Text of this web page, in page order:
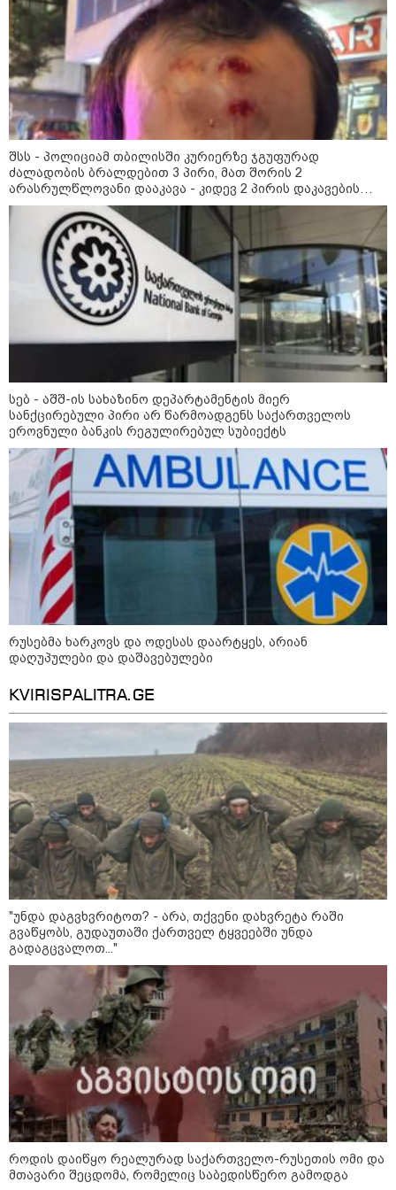
ის საწყობზე - დრონებით
თავდასხმის შემდეგ, ტულას
ოლქში მდებარე საწყობში
ხანძარია
09:12 / 05-08-2026
14 გარდაცვლილი, 22
დაშავებული, მასშტაბური
ხანძარი - რუსეთმა კიევზე
იერიში ბალისტიკური
რაკეტებით მიიტანა
14:13 / 04-08-2026
მორიგი თავდასხმა რუსეთში,
ნავთობგადამამუშავებელ
ქარხანაზე - რა დეტალებია
ცნობილი
კატეგორიის ყველა სიახლე
კატეგორიები
9
აგვისტო
დღის ზოგადი
ასტროლოგიური
პროგნოზი
აგვისტო აგარაკზე: ეს 5 საქმე
უნდა მოასწროთ შემოდგომის
დადგომამდე
ფული ამ ზოდიაქოს ნიშნების
ხელში აღმოჩნდება: ვინ
გამდიდრდება?
შსს - პოლიციამ თბილისში კურიერზე ჯგუფურად
ძალადობის ბრალდებით 3 პირი, მათ შორის 2
არასრულწლოვანი დააკავა - კიდევ 2 პირის დაკავების
მიზნით კი შესაბამისი ღონისძიებები ტარდება
სებ - აშშ-ის სახაზინო დეპარტამენტის მიერ
სანქცირებული პირი არ წარმოადგენს საქართველოს
ეროვნული ბანკის რეგულირებულ სუბიექტს
რუსებმა ხარკოვს და ოდესას დაარტყეს, არიან
დაღუპულები და დაშავებულები
KVIRISPALITRA.GE
"უნდა დაგვხვრიტოთ? - არა, თქვენი დახვრეტა რაში
გვაწყობს, გუდაუთაში ქართველ ტყვეებში უნდა
გადაგცვალოთ..."
როდის დაიწყო რეალურად საქართველო-რუსეთის ომი და
მთავარი შეცდომა, რომელიც საბედისწერო გამოდგა